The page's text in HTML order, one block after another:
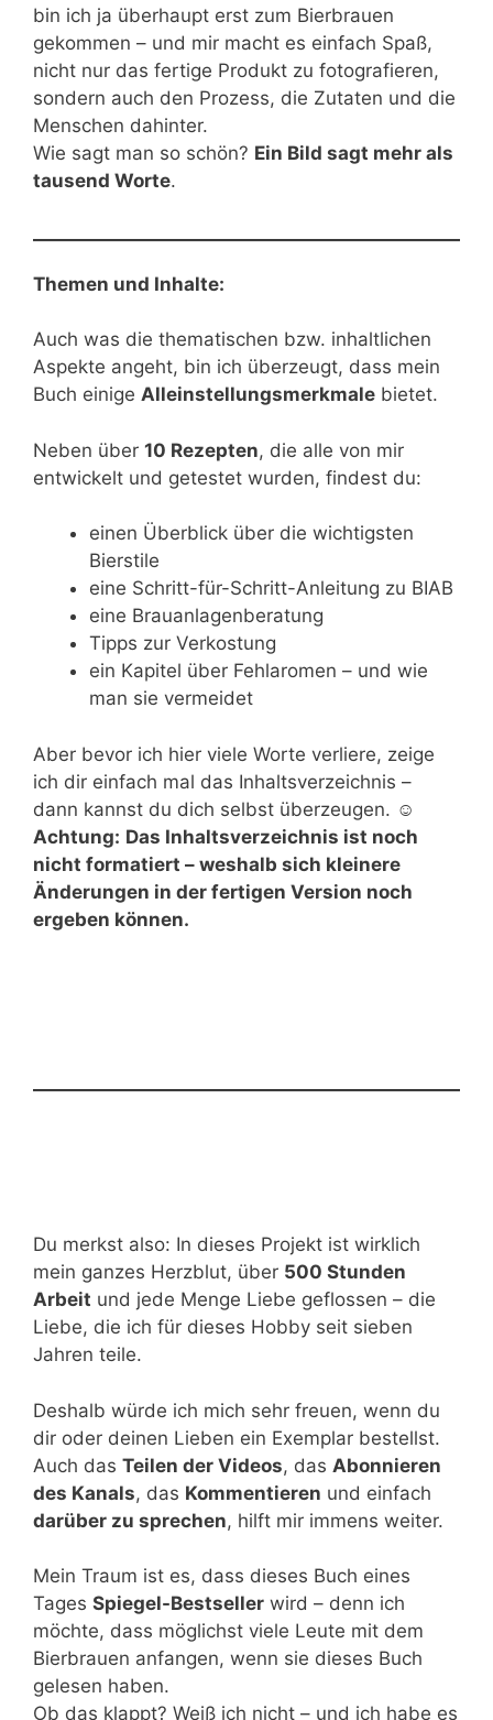
bin ich ja überhaupt erst zum Bierbrauen
gekommen – und mir macht es einfach Spaß,
nicht nur das fertige Produkt zu fotografieren,
sondern auch den Prozess, die Zutaten und die
Menschen dahinter.
Wie sagt man so schön? Ein Bild sagt mehr als
tausend Worte.
Themen und Inhalte:
Auch was die thematischen bzw. inhaltlichen
Aspekte angeht, bin ich überzeugt, dass mein
Buch einige Alleinstellungsmerkmale bietet.
Neben über 10 Rezepten, die alle von mir
entwickelt und getestet wurden, findest du:
einen Überblick über die wichtigsten
Bierstile
eine Schritt-für-Schritt-Anleitung zu BIAB
eine Brauanlagenberatung
Tipps zur Verkostung
ein Kapitel über Fehlaromen – und wie
man sie vermeidet
Aber bevor ich hier viele Worte verliere, zeige
ich dir einfach mal das Inhaltsverzeichnis –
dann kannst du dich selbst überzeugen. ☺️
Achtung: Das Inhaltsverzeichnis ist noch
nicht formatiert – weshalb sich kleinere
Änderungen in der fertigen Version noch
ergeben können.
Du merkst also: In dieses Projekt ist wirklich
mein ganzes Herzblut, über 500 Stunden
Arbeit und jede Menge Liebe geflossen – die
Liebe, die ich für dieses Hobby seit sieben
Jahren teile.
Deshalb würde ich mich sehr freuen, wenn du
dir oder deinen Lieben ein Exemplar bestellst.
Auch das Teilen der Videos, das Abonnieren
des Kanals, das Kommentieren und einfach
darüber zu sprechen, hilft mir immens weiter.
Mein Traum ist es, dass dieses Buch eines
Tages Spiegel-Bestseller wird – denn ich
möchte, dass möglichst viele Leute mit dem
Bierbrauen anfangen, wenn sie dieses Buch
gelesen haben.
Ob das klappt? Weiß ich nicht – und ich habe es